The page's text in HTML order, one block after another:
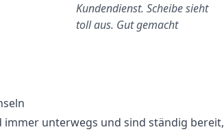
Kundendienst. Scheibe sieht
toll aus. Gut gemacht
immer unterwegs und sind ständig bereit,